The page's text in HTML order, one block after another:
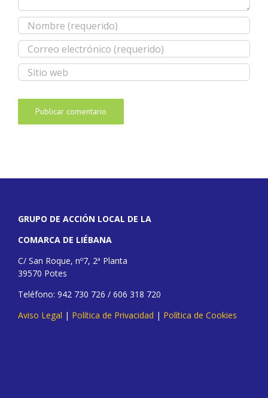
GRUPO DE ACCIÓN LOCAL DE LA
COMARCA DE LIÉBANA
C/ San Roque, nº7, 2ª Planta
39570 Potes
Teléfono: 942 730 726 / 606 318 720
Aviso Legal | Política de Privacidad | Política de Cookies